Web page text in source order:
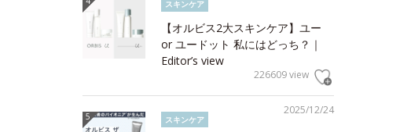
スキンケア
【オルビス2大スキンケア】ユー
or ユードット 私にはどっち？｜
Editor’s view
226609 view
2025/12/24
スキンケア